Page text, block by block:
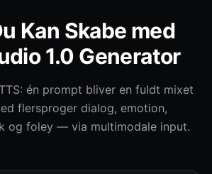
1.0
Seed Audio 1.0 — en
i ét trin. Brug tekst,
Kan Skabe med
1.0 Generator
én prompt bliver en fuldt mixet
flersproger dialog, emotion,
og foley — via multimodale input.